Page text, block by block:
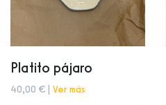
Platito pájaro
40,00 € | Ver más